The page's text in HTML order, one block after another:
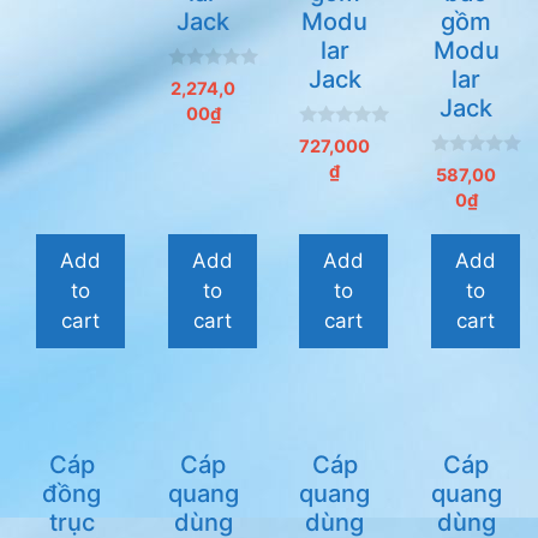
Add
to
cart
Jack
0
n
2,274,0
00₫
Add
to
cart
Modu
lar
Jack
0
n
5
727,000
₫
Add
to
cart
gồm
Modu
lar
Jack
0
n
à
587,00
0₫
Add
to
cart
Cáp
đồng
trục
Cáp
quang
dùng
Cáp
quang
dùng
Cáp
quang
dùng